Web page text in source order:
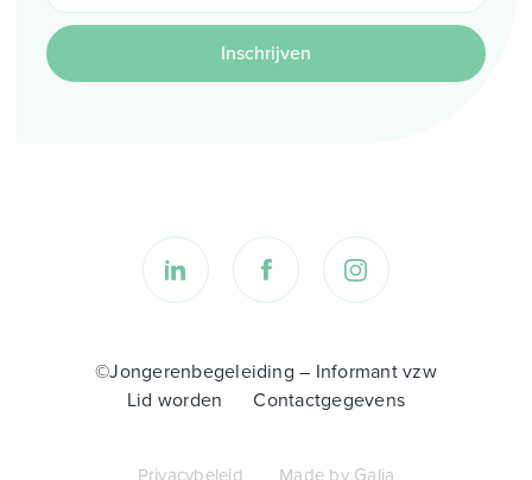
Inschrijven
©Jongerenbegeleiding – Informant vzw
Lid worden
Contactgegevens